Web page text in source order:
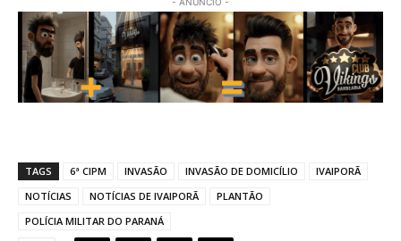
TAGS 6ª CIPM INVASÃO INVASÃO DE DOMICÍLIO
IVAIPORÃ
NOTÍCIAS
NOTÍCIAS DE IVAIPORÃ
PLANTÃO
POLÍCIA MILITAR DO PARANÁ